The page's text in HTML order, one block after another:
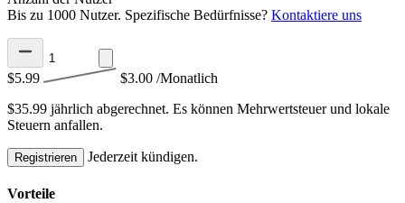
Bis zu 1000 Nutzer. Spezifische Bedürfnisse? Kontaktiere uns
$5.99 $3.00 /Monatlich
$35.99 jährlich abgerechnet. Es können Mehrwertsteuer und lokale
Steuern anfallen.
Registrieren Jederzeit kündigen.
Vorteile